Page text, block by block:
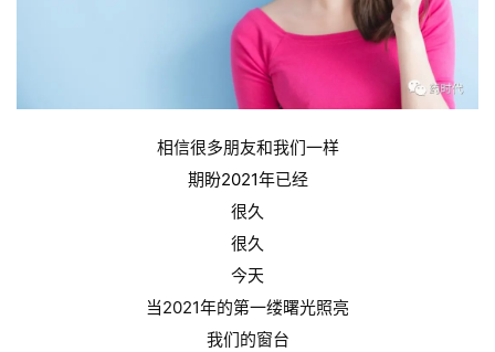
相信很多朋友和我们一样
期盼2021年已经
很久
很久
今天
当2021年的第一缕曙光照亮
我们的窗台